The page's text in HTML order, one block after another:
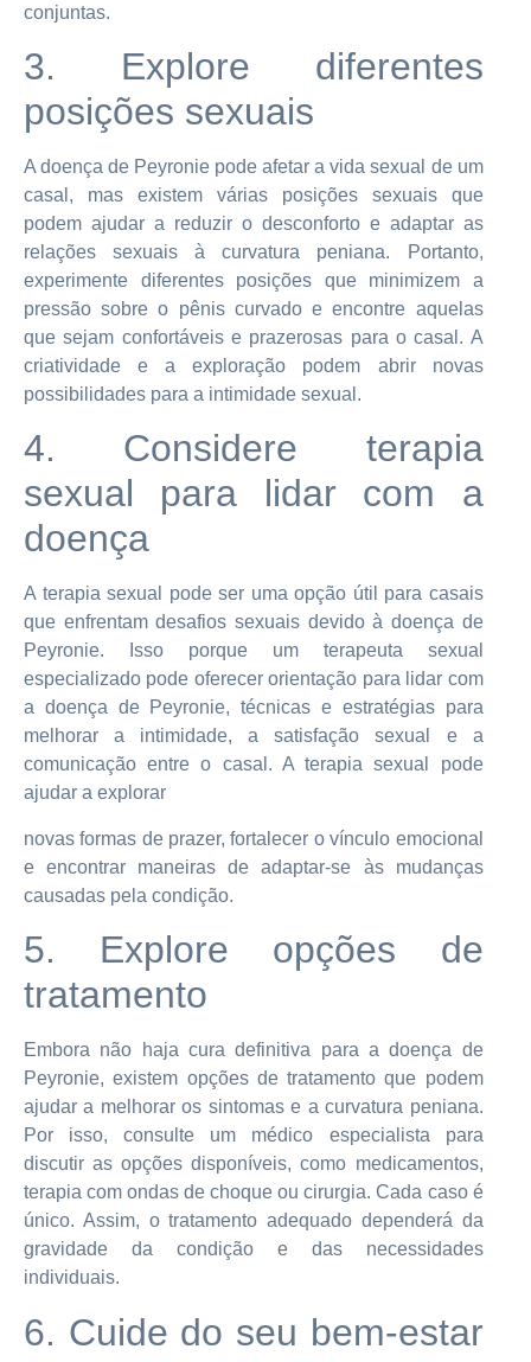
conjuntas.
3. Explore diferentes
posições sexuais
A doença de Peyronie pode afetar a vida sexual de um
casal, mas existem várias posições sexuais que
podem ajudar a reduzir o desconforto e adaptar as
relações sexuais à curvatura peniana. Portanto,
experimente diferentes posições que minimizem a
pressão sobre o pênis curvado e encontre aquelas
que sejam confortáveis e prazerosas para o casal. A
criatividade e a exploração podem abrir novas
possibilidades para a intimidade sexual.
4. Considere terapia
sexual para lidar com a
doença
A terapia sexual pode ser uma opção útil para casais
que enfrentam desafios sexuais devido à doença de
Peyronie. Isso porque um terapeuta sexual
especializado pode oferecer orientação para lidar com
a doença de Peyronie, técnicas e estratégias para
melhorar a intimidade, a satisfação sexual e a
comunicação entre o casal. A terapia sexual pode
ajudar a explorar
novas formas de prazer, fortalecer o vínculo emocional
e encontrar maneiras de adaptar-se às mudanças
causadas pela condição.
5. Explore opções de
tratamento
Embora não haja cura definitiva para a doença de
Peyronie, existem opções de tratamento que podem
ajudar a melhorar os sintomas e a curvatura peniana.
Por isso, consulte um médico especialista para
discutir as opções disponíveis, como medicamentos,
terapia com ondas de choque ou cirurgia. Cada caso é
único. Assim, o tratamento adequado dependerá da
gravidade da condição e das necessidades
individuais.
6. Cuide do seu bem-estar